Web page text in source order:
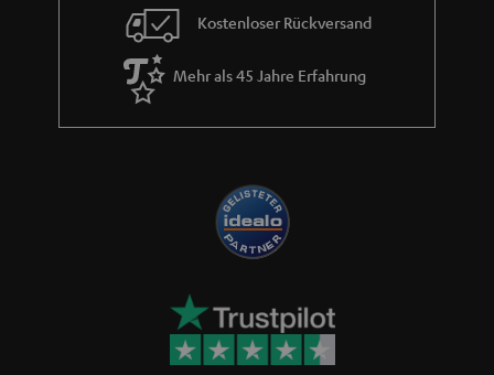
Kostenloser Rückversand
Mehr als 45 Jahre Erfahrung